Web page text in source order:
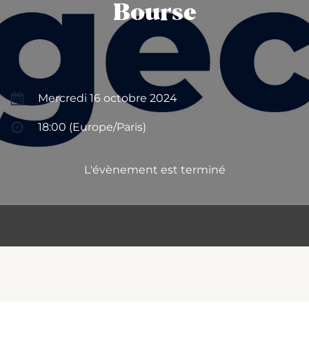
Bourse
Mercredi 16 octobre 2024
18:00 (Europe/Paris)
L'évènement est terminé